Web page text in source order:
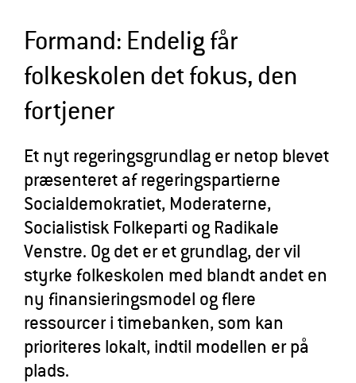
d
r
e
Formand: Endelig får
folkeskolen det fokus, den
fortjener
Et nyt regeringsgrundlag er netop blevet
præsenteret af regeringspartierne
Socialdemokratiet, Moderaterne,
Socialistisk Folkeparti og Radikale
Venstre. Og det er et grundlag, der vil
styrke folkeskolen med blandt andet en
ny finansieringsmodel og flere
ressourcer i timebanken, som kan
prioriteres lokalt, indtil modellen er på
plads.